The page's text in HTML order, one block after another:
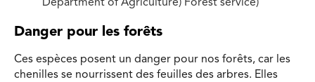
Department of Agriculture) Forest service)
Danger pour les forêts
Ces espèces posent un danger pour nos forêts, car les
chenilles se nourrissent des feuilles des arbres. Elles